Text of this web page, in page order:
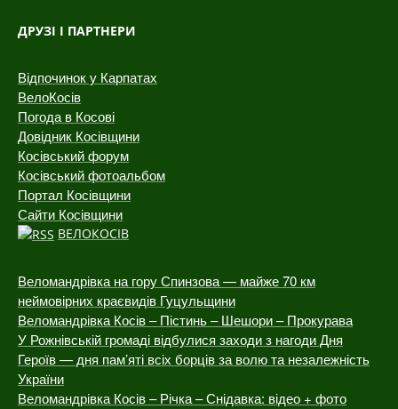
ДРУЗІ І ПАРТНЕРИ
Відпочинок у Карпатах
ВелоКосів
Погода в Косові
Довідник Косівщини
Косівський форум
Косівський фотоальбом
Портал Косівщини
Сайти Косівщини
ВЕЛОКОСІВ
Веломандрівка на гору Спинзова — майже 70 км
неймовірних краєвидів Гуцульщини
Веломандрівка Косів – Пістинь – Шешори – Прокурава
У Рожнівській громаді відбулися заходи з нагоди Дня
Героїв — дня пам’яті всіх борців за волю та незалежність
України
Веломандрівка Косів – Річка – Снідавка: відео + фото